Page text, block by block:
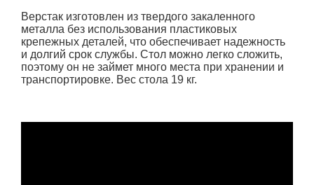
Верстак изготовлен из твердого закаленного
металла без использования пластиковых
крепежных деталей, что обеспечивает надежность
и долгий срок службы. Стол можно легко сложить,
поэтому он не займет много места при хранении и
транспортировке. Вес стола 19 кг.